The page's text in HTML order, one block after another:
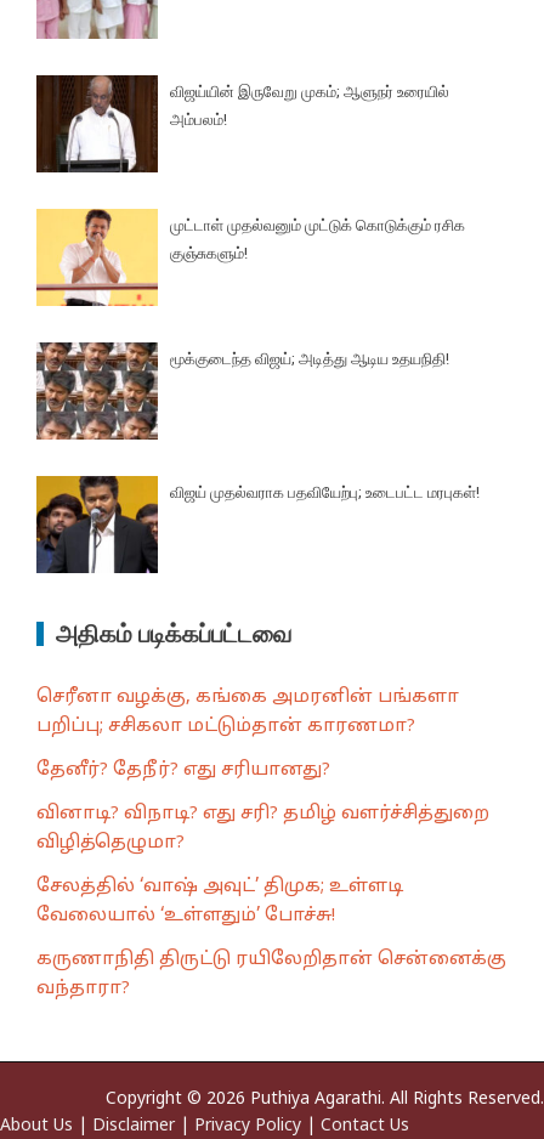
விஜய்யின் இருவேறு முகம்; ஆளுநர் உரையில்
அம்பலம்!
முட்டாள் முதல்வனும் முட்டுக் கொடுக்கும் ரசிக
குஞ்சுகளும்!
மூக்குடைந்த விஜய்; அடித்து ஆடிய உதயநிதி!
விஜய் முதல்வராக பதவியேற்பு; உடைபட்ட மரபுகள்!
அதிகம் படிக்கப்பட்டவை
செரீனா வழக்கு, கங்கை அமரனின் பங்களா
பறிப்பு; சசிகலா மட்டும்தான் காரணமா?
தேனீர்? தேநீர்? எது சரியானது?
வினாடி? விநாடி? எது சரி? தமிழ் வளர்ச்சித்துறை
விழித்தெழுமா?
சேலத்தில் ‘வாஷ் அவுட்’ திமுக; உள்ளடி
வேலையால் ‘உள்ளதும்’ போச்சு!
கருணாநிதி திருட்டு ரயிலேறிதான் சென்னைக்கு
வந்தாரா?
Copyright © 2026 Puthiya Agarathi. All Rights Reserved.
About Us
Disclaimer| Privacy Policy Contact Us